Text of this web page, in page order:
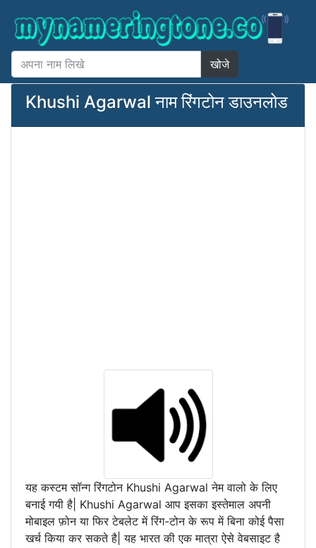
खोजे
Khushi Agarwal नाम रिंगटोन डाउनलोड
यह कस्टम सॉन्ग रिंगटोन Khushi Agarwal नेम वालो के लिए
बनाई गयी है| Khushi Agarwal आप इसका इस्तेमाल अपनी
मोबाइल फ़ोन या फिर टेबलेट में रिंग-टोन के रूप में बिना कोई पैसा
खर्च किया कर सकते है| यह भारत की एक मात्रा ऐसे वेबसाइट है